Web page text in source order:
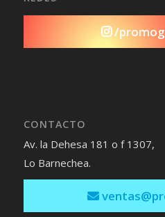
/
CONTACTO
Av. la Dehesa 181 o f 1307,
Lo Barnechea.